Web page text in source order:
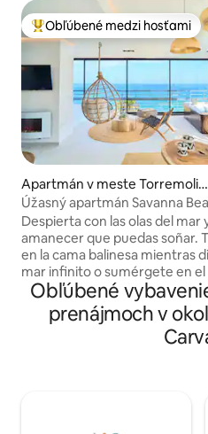
Najobľúbenejšie medzi
Obľúbené medzi hosťami
Apartmán v meste Torremolin
os
Úžasný apartmán Savanna
vírivkou
Despierta con las olas del mar
amanecer que puedas soñar.
en la cama balinesa mientras
mar infinito o sumérgete en el
climatizado mientras te
de cava. El Savanna Beach
para pasar unas vacaciones
un lugar mágico y con
Obľúbené
prenájmoch v